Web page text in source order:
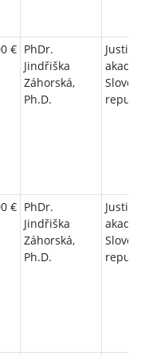
€ PhDr.
Jindřiška
Záhorská,
Ph.D.
€ PhDr.
Jindřiška
Záhorská,
Ph.D.